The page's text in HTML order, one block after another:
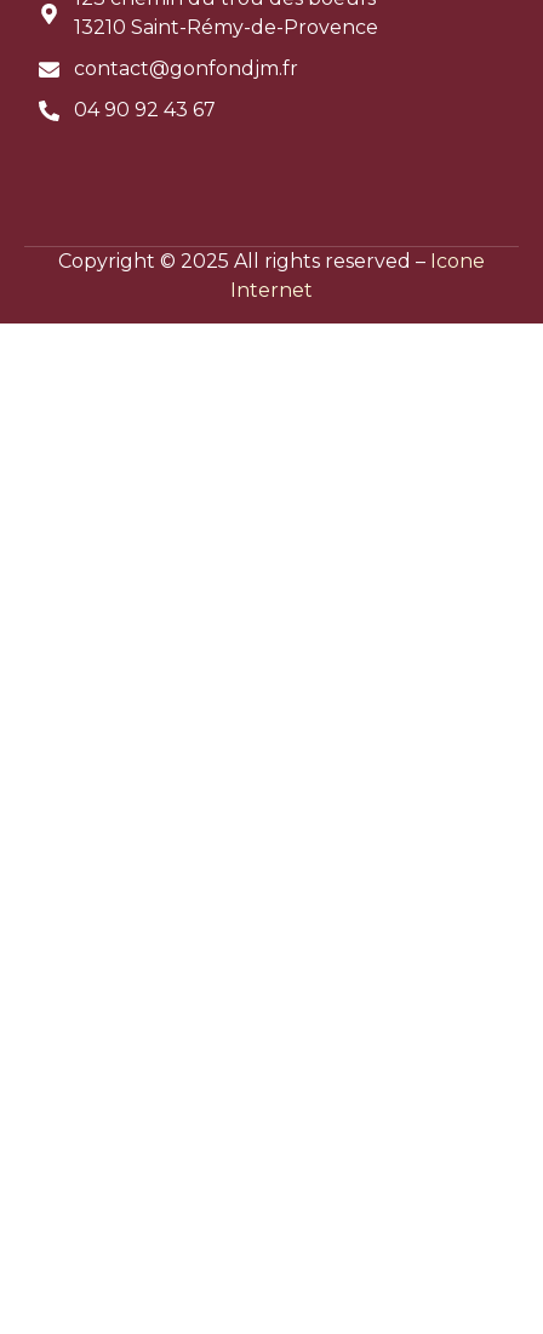
13210 Saint-Rémy-de-Provence
contact@gonfondjm.fr
04 90 92 43 67
Copyright © 2025 All rights reserved – Icone
Internet